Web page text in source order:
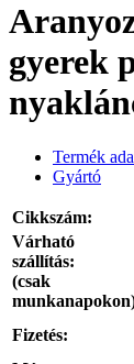
gyerek
Termék
Gyártó
Cikkszám:
Várható
szállítás:
(csak
Fizetés: